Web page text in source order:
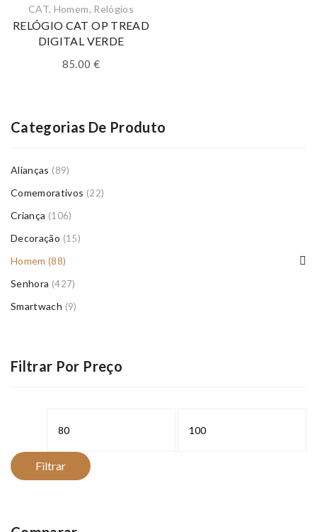
CAT, Homem, Relógios
RELÓGIO CAT OP TREAD
DIGITAL VERDE
85.00 €
Categorias De Produto
Alianças (89)
Comemorativos (22)
Criança (106)
Decoração (15)
Homem (88)
Senhora (427)
Smartwach (9)
Filtrar Por Preço
Filtrar